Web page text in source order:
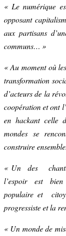
« Le numérique
opposant
aux partisans
communs… »
« Au moment où
transformation
d’acteurs de la
coopération et ont
en hackant celle
mondes se
construire
« Un des
l’espoir est
populaire et
progressiste et la
« Un monde de